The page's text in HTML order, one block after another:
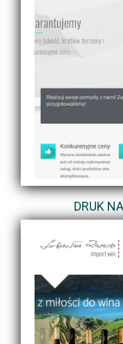
DRUK